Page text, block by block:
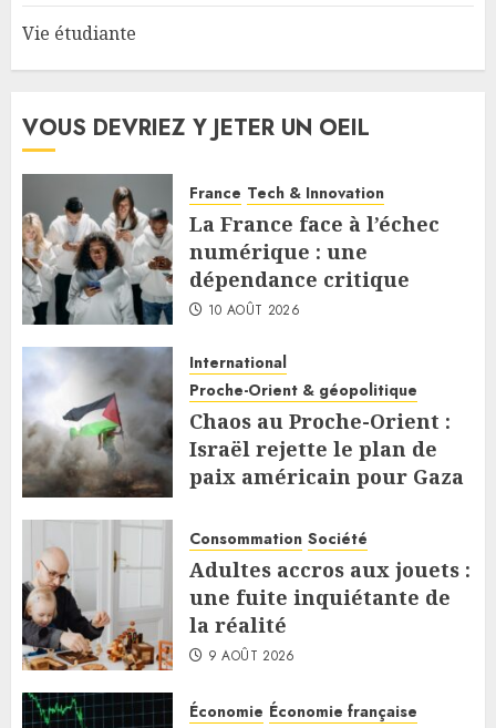
Vie étudiante
VOUS DEVRIEZ Y JETER UN OEIL
France Tech & Innovation
La France face à l’échec
numérique : une
dépendance critique
10 AOÛT 2026
International
Proche-Orient & géopolitique
Chaos au Proche-Orient :
Israël rejette le plan de
paix américain pour Gaza
Consommation Société
Adultes accros aux jouets :
une fuite inquiétante de
la réalité
9 AOÛT 2026
Économie Économie française